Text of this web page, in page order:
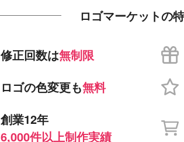
ロゴマーケットの
修正回数は無制限
ロゴの色変更も無料
創業12年
6,000件以上制作実績